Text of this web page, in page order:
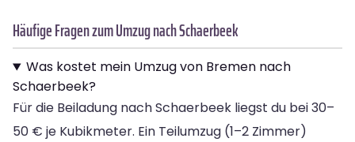
Häufige Fragen zum Umzug nach Schaerbeek
Was kostet mein Umzug von Bremen nach
Schaerbeek?
Für die Beiladung nach Schaerbeek liegst du bei 30–
50 € je Kubikmeter. Ein Teilumzug (1–2 Zimmer)